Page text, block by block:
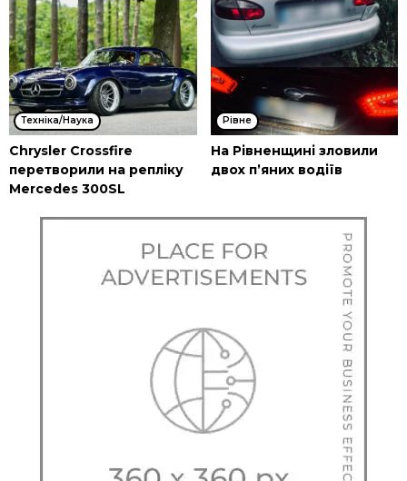
Техніка/Наука
Chrysler Crossfire
перетворили на репліку
Mercedes 300SL
Рівне
На Рівненщині зловили
двох п’яних водіїв